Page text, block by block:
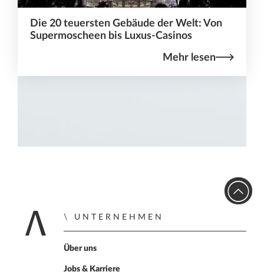
Die 20 teuersten Gebäude der Welt: Von
Supermoscheen bis Luxus-Casinos
Mehr lesen
Home
UNTERNEHMEN
Über uns
Jobs & Karriere